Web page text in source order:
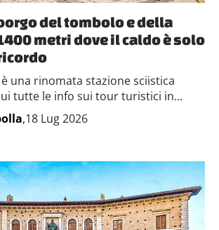
del tombolo e della
metri dove il caldo è solo
una rinomata stazione sciistica
tutte le info sui tour turistici in...
,18 Lug 2026